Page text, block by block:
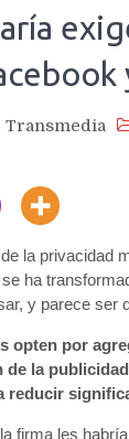
Transmedia
la privacidad
ha
y parece ser
opten por
de la
reducir
firma les